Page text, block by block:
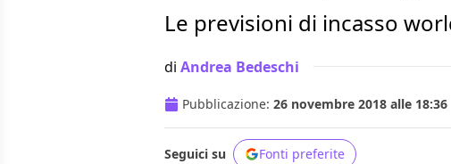
Le previsioni di incasso
di Andrea Bedeschi
Pubblicazione: 26 novembre 2018 alle 18:36
Seguici su Fonti preferite